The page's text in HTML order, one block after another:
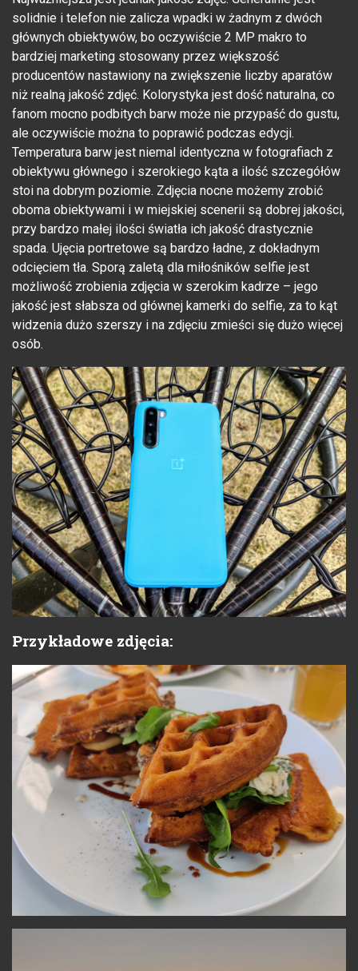
solidnie i telefon nie zalicza wpadki w żadnym z dwóch
głównych obiektywów, bo oczywiście 2 MP makro to
bardziej marketing stosowany przez większość
producentów nastawiony na zwiększenie liczby aparatów
niż realną jakość zdjęć. Kolorystyka jest dość naturalna, co
fanom mocno podbitych barw może nie przypaść do gustu,
ale oczywiście można to poprawić podczas edycji.
Temperatura barw jest niemal identyczna w fotografiach z
obiektywu głównego i szerokiego kąta a ilość szczegółów
stoi na dobrym poziomie. Zdjęcia nocne możemy zrobić
oboma obiektywami i w miejskiej scenerii są dobrej jakości,
przy bardzo małej ilości światła ich jakość drastycznie
spada. Ujęcia portretowe są bardzo ładne, z dokładnym
odcięciem tła. Sporą zaletą dla miłośników selfie jest
możliwość zrobienia zdjęcia w szerokim kadrze – jego
jakość jest słabsza od głównej kamerki do selfie, za to kąt
widzenia dużo szerszy i na zdjęciu zmieści się dużo więcej
osób.
Przykładowe zdjęcia: